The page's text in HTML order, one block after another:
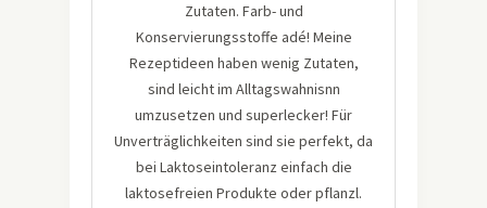
Zutaten. Farb- und
Konservierungsstoffe adé! Meine
Rezeptideen haben wenig Zutaten,
sind leicht im Alltagswahnisnn
umzusetzen und superlecker! Für
Unverträglichkeiten sind sie perfekt, da
bei Laktoseintoleranz einfach die
laktosefreien Produkte oder pflanzl.